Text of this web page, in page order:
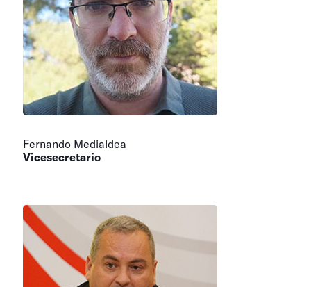
Fernando Medialdea
Vicesecretario